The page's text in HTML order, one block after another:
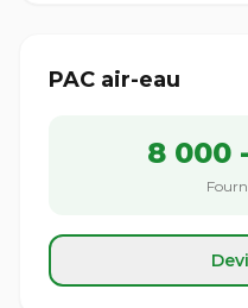
PAC air-eau
8 000